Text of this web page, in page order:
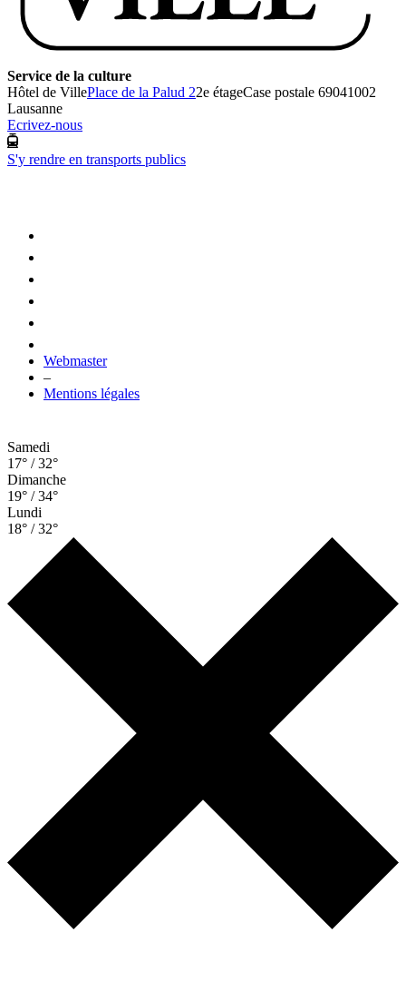
Service de la culture
Hôtel de VillePlace de la Palud 22e étageCase postale 69041002
Lausanne
Ecrivez-nous
S'y rendre en transports publics
Webmaster
–
Mentions légales
Samedi
17° / 32°
Dimanche
19° / 34°
Lundi
18° / 32°